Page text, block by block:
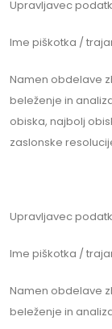
Upravljavec
Ime piškotka /
Namen obdelave
beleženje in
obiska, najbolj
zaslonske
Upravljavec
Ime piškotka /
Namen obdelave
beleženje in